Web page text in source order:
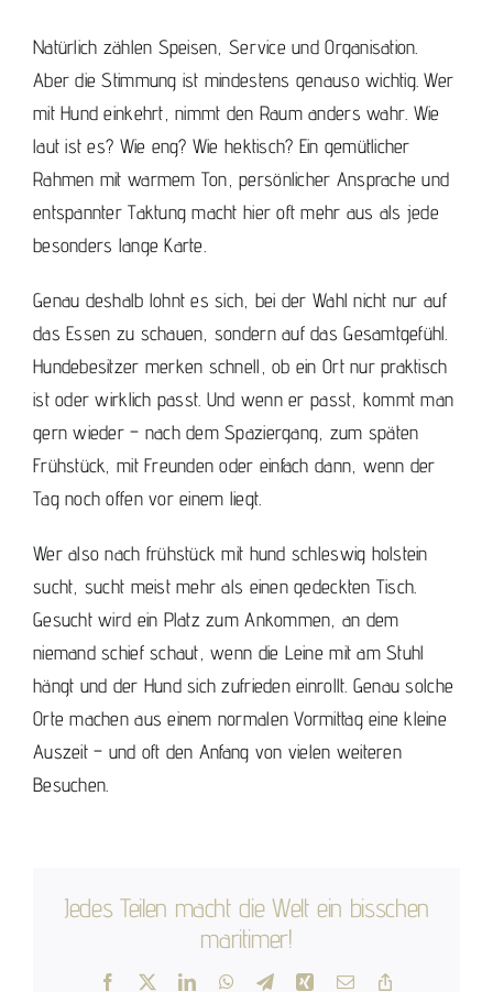
Natürlich zählen Speisen, Service und Organisation.
Aber die Stimmung ist mindestens genauso wichtig. Wer
mit Hund einkehrt, nimmt den Raum anders wahr. Wie
laut ist es? Wie eng? Wie hektisch? Ein gemütlicher
Rahmen mit warmem Ton, persönlicher Ansprache und
entspannter Taktung macht hier oft mehr aus als jede
besonders lange Karte.
Genau deshalb lohnt es sich, bei der Wahl nicht nur auf
das Essen zu schauen, sondern auf das Gesamtgefühl.
Hundebesitzer merken schnell, ob ein Ort nur praktisch
ist oder wirklich passt. Und wenn er passt, kommt man
gern wieder – nach dem Spaziergang, zum späten
Frühstück, mit Freunden oder einfach dann, wenn der
Tag noch offen vor einem liegt.
Wer also nach frühstück mit hund schleswig holstein
sucht, sucht meist mehr als einen gedeckten Tisch.
Gesucht wird ein Platz zum Ankommen, an dem
niemand schief schaut, wenn die Leine mit am Stuhl
hängt und der Hund sich zufrieden einrollt. Genau solche
Orte machen aus einem normalen Vormittag eine kleine
Auszeit – und oft den Anfang von vielen weiteren
Besuchen.
Jedes Teilen macht die Welt ein bisschen
maritimer!
Facebook LinkedInWhatsApp
Telegram
XingEmail